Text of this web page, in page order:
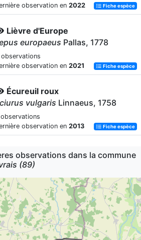
observation en 2022 Fiche espèce
Lièvre d'Europe
europaeus Pallas, 1778
observations
observation en 2021 Fiche espèce
Écureuil roux
vulgaris Linnaeus, 1758
observations
observation en 2013 Fiche espèce
Ragondin
coypus
observation en2021 Fiche espèce
Sanglier
scrofaLinnaeus, 1758
observations dans la commune
(89)